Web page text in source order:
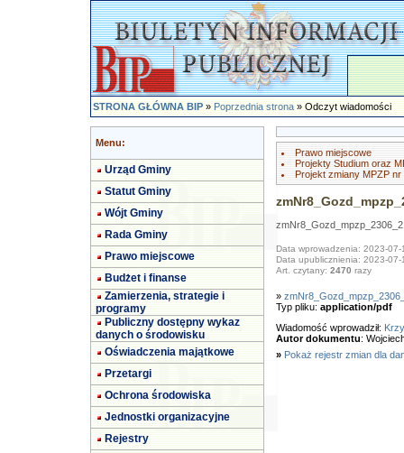
STRONA GŁÓWNA BIP»Poprzednia strona» Odczyt wiadomości
Menu:
Urząd Gminy
Statut Gminy
Wójt Gminy
Rada Gminy
Prawo miejscowe
Budżet i finanse
Zamierzenia, strategie i
programy
Publiczny dostępny wykaz
danych o środowisku
Oświadczenia majątkowe
Przetargi
Ochrona środowiska
Jednostki organizacyjne
Rejestry
Prawo miejscowe
Projekty Studium oraz
Projekt zmiany MPZP nr
Data wprowadzenia: 2023-07-
Data upublicznienia: 2023-07-
Art. czytany: 2470 razy
»
Typ pliku: application/pdf
Wiadomość wprowadził:
Autor dokumentu:
» Pokaż rejestr zmian dla